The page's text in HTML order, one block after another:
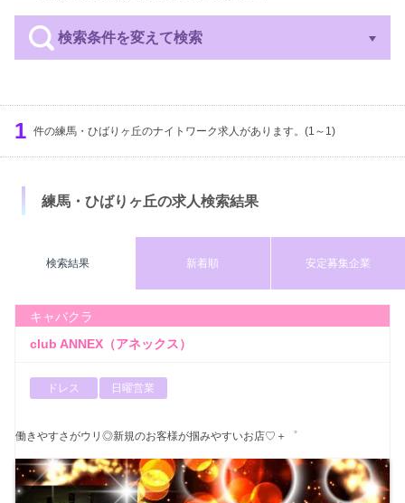
検索条件を変えて検索
服装
募集年齢
体入時給
検索する
1 件の練馬・ひばりヶ丘のナイトワーク求人があります。(1～1)
練馬・ひばりヶ丘の求人検索結果
検索結果 新着順 安定募集企業
キャバクラ
club ANNEX（アネックス）
ドレス 日曜営業
働きやすさがウリ◎新規のお客様が掴みやすいお店♡＋゜